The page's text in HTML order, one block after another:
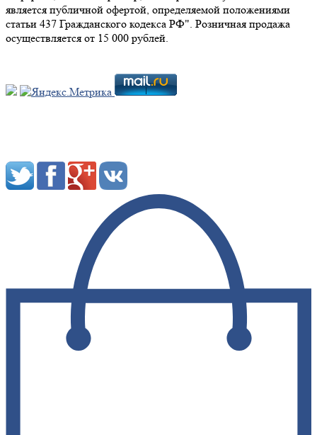
является публичной офертой, определяемой положениями
статьи 437 Гражданского кодекса РФ". Розничная продажа
осуществляется от 15 000 рублей.